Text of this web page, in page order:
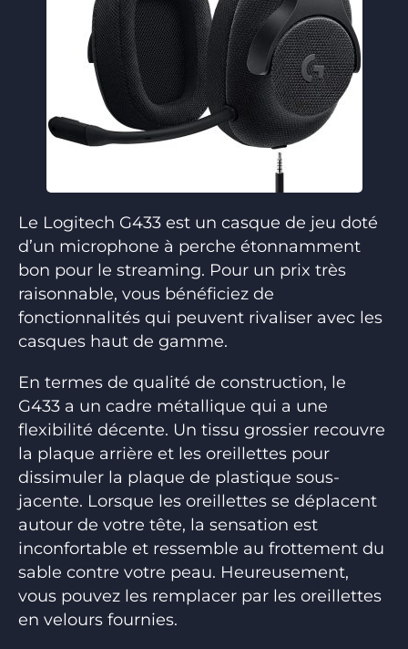
Le Logitech G433 est un casque de jeu doté
d’un microphone à perche étonnamment
bon pour le streaming. Pour un prix très
raisonnable, vous bénéficiez de
fonctionnalités qui peuvent rivaliser avec les
casques haut de gamme.
En termes de qualité de construction, le
G433 a un cadre métallique qui a une
flexibilité décente. Un tissu grossier recouvre
la plaque arrière et les oreillettes pour
dissimuler la plaque de plastique sous-
jacente. Lorsque les oreillettes se déplacent
autour de votre tête, la sensation est
inconfortable et ressemble au frottement du
sable contre votre peau. Heureusement,
vous pouvez les remplacer par les oreillettes
en velours fournies.